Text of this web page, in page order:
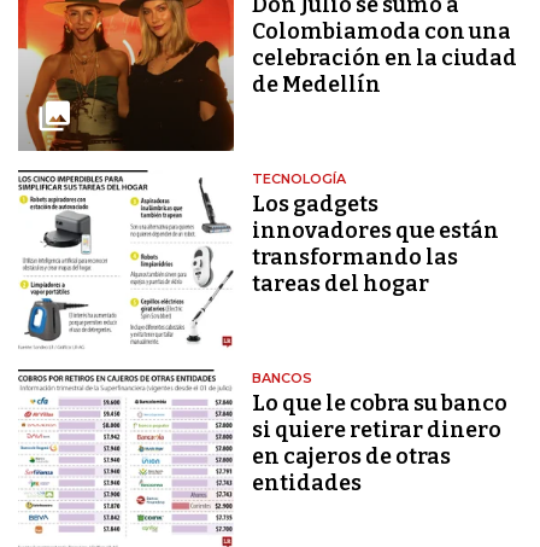
Colombiamoda con una
celebración en la ciudad
de Medellín
TECNOLOGÍA
Los gadgets
innovadores que están
transformando las
tareas del hogar
BANCOS
Lo que le cobra su banco
si quiere retirar dinero
en cajeros de otras
entidades